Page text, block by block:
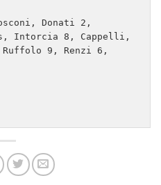
Donati 2,
Intorcia 8, Cappelli,
9, Renzi 6,